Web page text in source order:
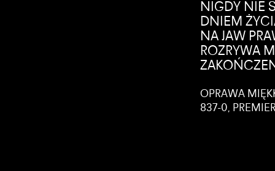
NIGDY NIE
DNIEM
NA JAW
ROZRYWA
OPRAWA
837-0,